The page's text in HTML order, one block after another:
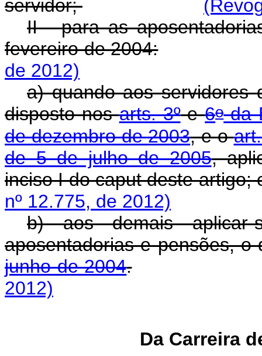
servidor;
II - para as
fevereiro de 2004:
de 2012)
a) quando aos servidores
disposto nosarts. 3ºe6oda
de dezembro de 2003, e o
de 5 de julho de 2005,
inciso I do caput deste artigo;
nº 12.775, de 2012)
b) aos demais
aposentadorias e pensões, o
junho de 2004.
2012)
Da Carreira